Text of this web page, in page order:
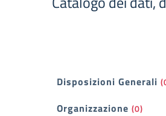
Filtri
Disposizioni Generali
Organizzazione (0)